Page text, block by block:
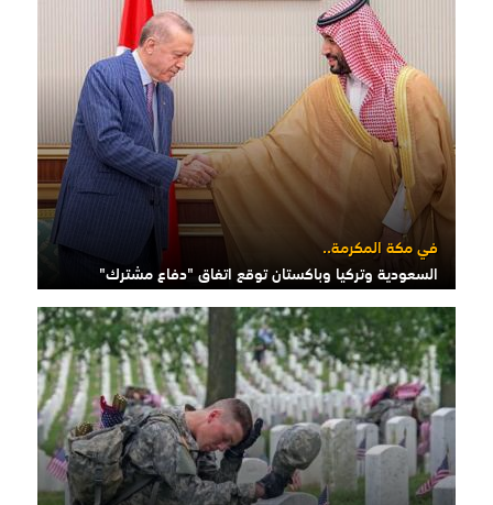
في مكة المكرمة..
السعودية وتركيا وباكستان توقع اتفاق "دفاع مشترك"